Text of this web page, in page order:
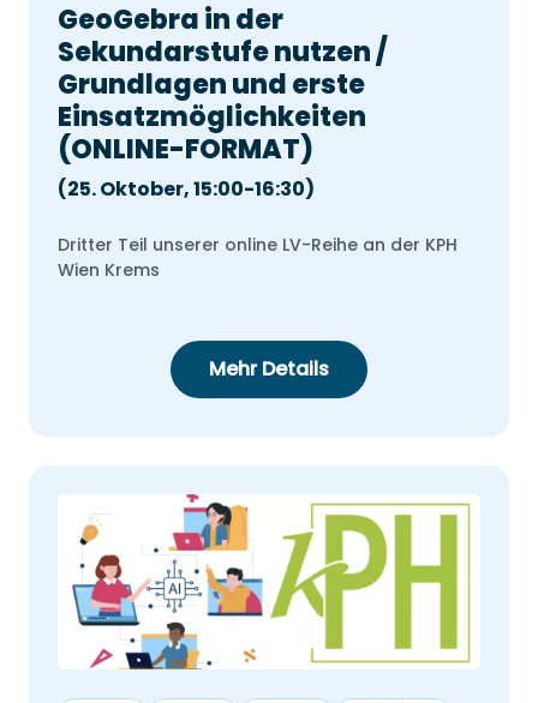
GeoGebra in der
Sekundarstufe nutzen /
Grundlagen und erste
Einsatzmöglichkeiten
(ONLINE-FORMAT)
(25. Oktober, 15:00-16:30)
Dritter Teil unserer online LV-Reihe an der KPH
Wien Krems
Mehr Details